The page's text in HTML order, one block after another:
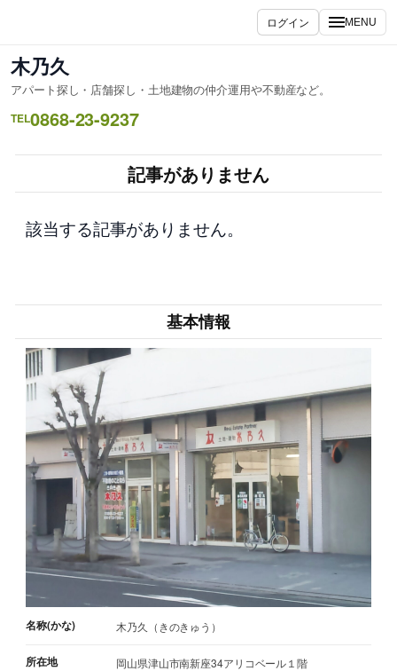
ス
キ
ッ
ログイン MENU
木乃久
アパート探し・店舗探し・土地建物の仲介運用や不動産など。
TEL0868-23-9237
記事がありません
該当する記事がありません。
基本情報
名称(かな) 木乃久（きのきゅう）
所在地 岡山県津山市南新座34アリコベール１階